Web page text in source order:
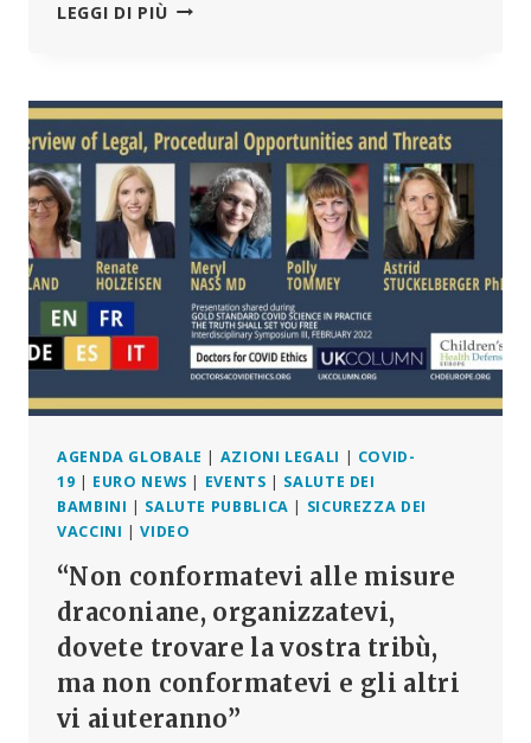
LEGGI DI PIÙROMPIAMO
LESIONI
E
SUI
DECESSI
DA
VACCINO
COVID-
19!
AGENDA GLOBALE | AZIONI LEGALI | COVID-
19 | EURO NEWS | EVENTS | SALUTE DEI
BAMBINI | SALUTE PUBBLICA | SICUREZZA DEI
VACCINI |VIDEO
“Non conformatevi alle misure
draconiane, organizzatevi,
dovete trovare la vostra tribù,
ma non conformatevi e gli altri
vi aiuteranno”